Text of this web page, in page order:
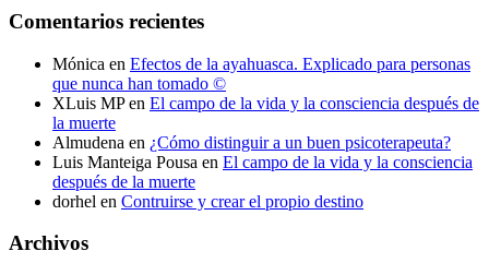
Comentarios recientes
Mónica en Efectos de la ayahuasca. Explicado para personas
que nunca han tomado ©
XLuis MPen El campo de la vida y la consciencia después de
la muerte
Almudena en ¿Cómo distinguir a un buen psicoterapeuta?
Luis Manteiga Pousa en El campo de la vida y la consciencia
después de la muerte
dorhel en Contruirse y crear el propio destino
Archivos